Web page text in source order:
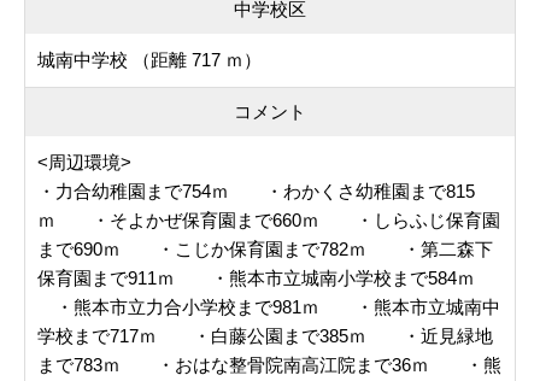
中学校区
城南中学校 （距離 717 ｍ）
コメント
<周辺環境>
・力合幼稚園まで754ｍ ・わかくさ幼稚園まで815
ｍ ・そよかぜ保育園まで660ｍ ・しらふじ保育園
まで690ｍ ・こじか保育園まで782ｍ ・第二森下
保育園まで911ｍ ・熊本市立城南小学校まで584ｍ
・熊本市立力合小学校まで981ｍ ・熊本市立城南中
学校まで717ｍ ・白藤公園まで385ｍ ・近見緑地
まで783ｍ ・おはな整骨院南高江院まで36ｍ ・熊